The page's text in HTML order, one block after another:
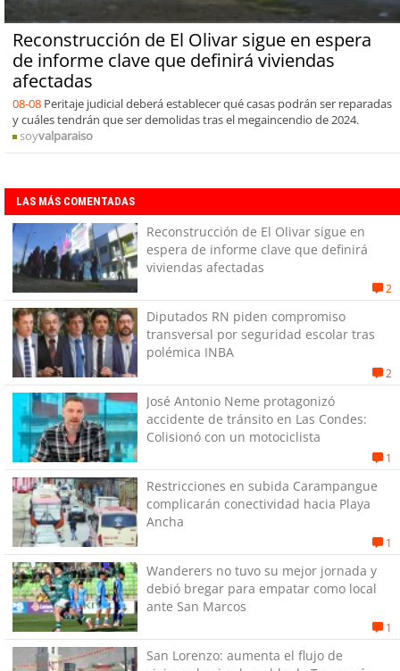
Reconstrucción de El Olivar sigue en espera
de informe clave que definirá viviendas
afectadas
08-08 Peritaje judicial deberá establecer qué casas podrán ser reparadas
y cuáles tendrán que ser demolidas tras el megaincendio de 2024.
soyvalparaiso
LAS MÁS COMENTADAS
Reconstrucción de El Olivar sigue en
espera de informe clave que definirá
viviendas afectadas
2
Diputados RN piden compromiso
transversal por seguridad escolar tras
polémica INBA
2
José Antonio Neme protagonizó
accidente de tránsito en Las Condes:
Colisionó con un motociclista
1
Restricciones en subida Carampangue
complicarán conectividad hacia Playa
Ancha
1
Wanderers no tuvo su mejor jornada y
debió bregar para empatar como local
ante San Marcos
1
San Lorenzo: aumenta el flujo de